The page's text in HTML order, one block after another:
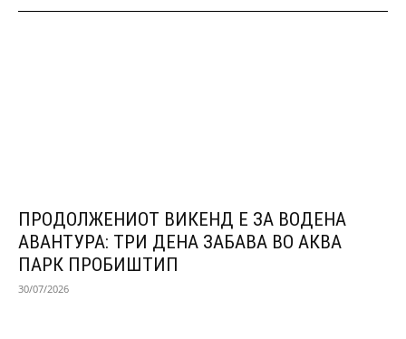
ПРОДОЛЖЕНИОТ ВИКЕНД Е ЗА ВОДЕНА
АВАНТУРА: ТРИ ДЕНА ЗАБАВА ВО АКВА
ПАРК ПРОБИШТИП
30/07/2026